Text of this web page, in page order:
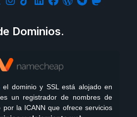
Dominios.
el dominio y SSL está alojado en
un registrador de nombres de
por la ICANN que ofrece servicios